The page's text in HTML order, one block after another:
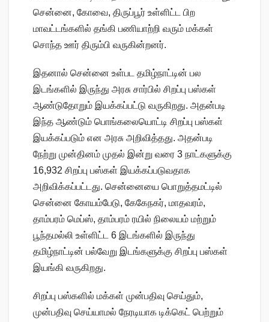
சென்னை, கோவை, திருப்பூர் உள்ளிட்ட பிற
மாவட்டங்களில் தங்கி பணியாற்றி வரும் மக்கள்
சொந்த ஊர் திரும்பி வருகின்றனர்.
இதனால் சென்னை உள்பட தமிழ்நாட்டின் பல
இடங்களில் இருந்து அரசு சார்பில் சிறப்பு பஸ்கள்
ஆண்டுதோறும் இயக்கப்பட்டு வருகிறது. அதன்படி
இந்த ஆண்டும் பொங்கலையொட்டி சிறப்பு பஸ்கள்
இயக்கப்படும் என அரசு அறிவித்தது. அதன்படி
நேற்று முன்தினம் முதல் இன்று வரை 3 நாட்களுக்கு
16,932 சிறப்பு பஸ்கள் இயக்கப்படுவதாக
அறிவிக்கப்பட்டது. சென்னையை பொறுத்தமட்டில்
சென்னை கோயம்பேடு, கேகேநகர், மாதவரம்,
தாம்பரம் மெப்ஸ், தாம்பரம் ரயில் நிலையம் மற்றும்
பூந்தமல்லி உள்ளிட்ட 6 இடங்களில் இருந்து
தமிழ்நாட்டின் பல்வேறு இடங்களுக்கு சிறப்பு பஸ்கள்
இயங்கி வருகிறது.
சிறப்பு பஸ்களில் மக்கள் முன்பதிவு செய்தும்,
முன்பதிவு செய்யாமல் நேரடியாக டிக்கெட் பெற்றும்